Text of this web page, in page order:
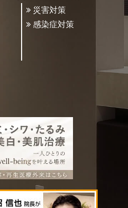
災害対策
感染症対策